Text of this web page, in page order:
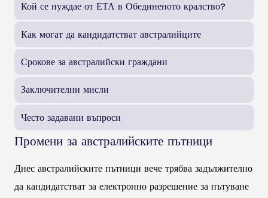
Кой се нуждае от ЕТА в Обединеното кралство?
Как могат да кандидатстват австралийците
Срокове за австралийски граждани
Заключителни мисли
Често задавани въпроси
Промени за австралийските пътници
Днес австралийските пътници вече трябва задължително
да кандидатстват за електронно разрешение за пътуване